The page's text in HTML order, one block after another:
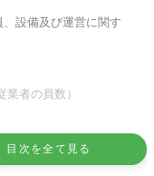
目次を全て見る
設備及び運営に関す
者の員数）
下この章において